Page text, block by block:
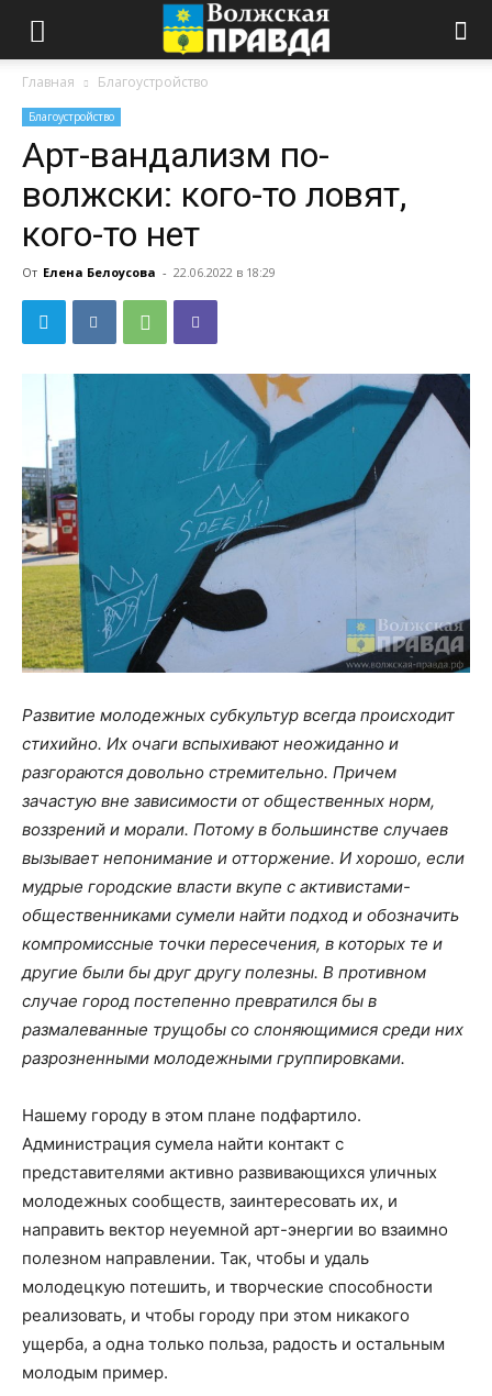
Главная Благоустройство
Благоустройство
Арт-вандализм по-
волжски: кого-то ловят,
кого-то нет
От Елена Белоусова - 22.06.2022 в 18:29
Развитие молодежных субкультур всегда происходит
стихийно. Их очаги вспыхивают неожиданно и
разгораются довольно стремительно. Причем
зачастую вне зависимости от общественных норм,
воззрений и морали. Потому в большинстве случаев
вызывает непонимание и отторжение. И хорошо, если
мудрые городские власти вкупе с активистами-
общественниками сумели найти подход и обозначить
компромиссные точки пересечения, в которых те и
другие были бы друг другу полезны. В противном
случае город постепенно превратился бы в
размалеванные трущобы со слоняющимися среди них
разрозненными молодежными группировками.
Нашему городу в этом плане подфартило.
Администрация сумела найти контакт с
представителями активно развивающихся уличных
молодежных сообществ, заинтересовать их, и
направить вектор неуемной арт-энергии во взаимно
полезном направлении. Так, чтобы и удаль
молодецкую потешить, и творческие способности
реализовать, и чтобы городу при этом никакого
ущерба, а одна только польза, радость и остальным
молодым пример.